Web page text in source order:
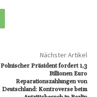
Nächster Artikel
Polnischer Präsident fordert 1,3
Billionen Euro
Reparationszahlungen von
Deutschland: Kontroverse beim